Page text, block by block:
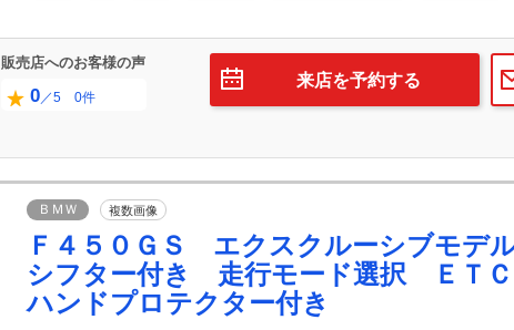
販売店へのお客様の声
0／5 0件
来店を予約する
ＢＭＷ 複数画像
Ｆ４５０ＧＳ エクスクルーシブモデ
シフター付き 走行モード選択 ＥＴ
ハンドプロテクター付き